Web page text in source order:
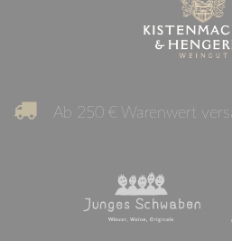
Ab 250 € Warenwert